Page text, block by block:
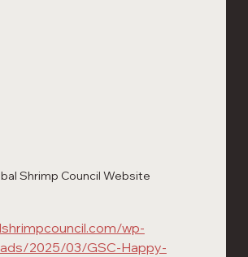
Shrimp Council Website
wp-
2025/03/GSC-Happy-